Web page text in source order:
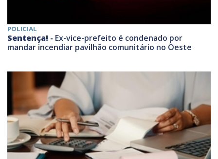
POLICIAL
Sentença! - Ex-vice-prefeito é condenado por
mandar incendiar pavilhão comunitário no Oeste